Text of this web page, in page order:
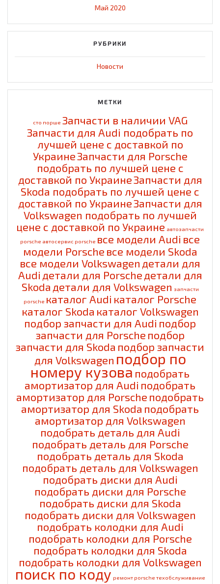
Май 2020
РУБРИКИ
Новости
МЕТКИ
cто порше Запчасти в наличии VAG
Запчасти для Audi подобрать по
лучшей цене с доставкой по
УкраинеЗапчасти для Porsche
подобрать по лучшей цене с
доставкой по УкраинеЗапчасти для
Skoda подобрать по лучшей цене с
доставкой по УкраинеЗапчасти для
Volkswagen подобрать по лучшей
цене с доставкой по Украине автозапчасти
porsche автосервис porsche все модели Audi все
модели Porsche все модели Skoda
все модели Volkswagen детали для
Audi детали для Porsche детали для
Skoda детали для Volkswagen запчасти
porsche каталог Audi каталог Porsche
каталог Skoda каталог Volkswagen
подбор запчасти для Audi подбор
запчасти для Porsche подбор
запчасти для Skoda подбор запчасти
для Volkswagen подбор по
номеру кузова подобрать
амортизатор для Audi подобрать
амортизатор для Porsche подобрать
амортизатор для Skoda подобрать
амортизатор для Volkswagen
подобрать деталь для Audi
подобрать деталь для Porsche
подобрать деталь для Skoda
подобрать деталь для Volkswagen
подобрать диски для Audi
подобрать диски для Porsche
подобрать диски для Skoda
подобрать диски для Volkswagen
подобрать колодки для Audi
подобрать колодки для Porsche
подобрать колодки для Skoda
подобрать колодки для Volkswagen
поиск по коду ремонт porsche техобслуживание